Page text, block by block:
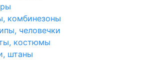
комбинезоны
человечки
костюмы
штаны